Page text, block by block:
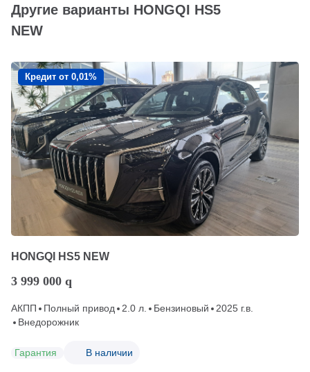
Другие варианты HONGQI HS5
NEW
Кредит от 0,01%
HONGQI HS5 NEW
3 999 000 q
АКПП Полный привод 2.0 л. Бензиновый
2025 г.в.
Внедорожник
Гарантия В наличии